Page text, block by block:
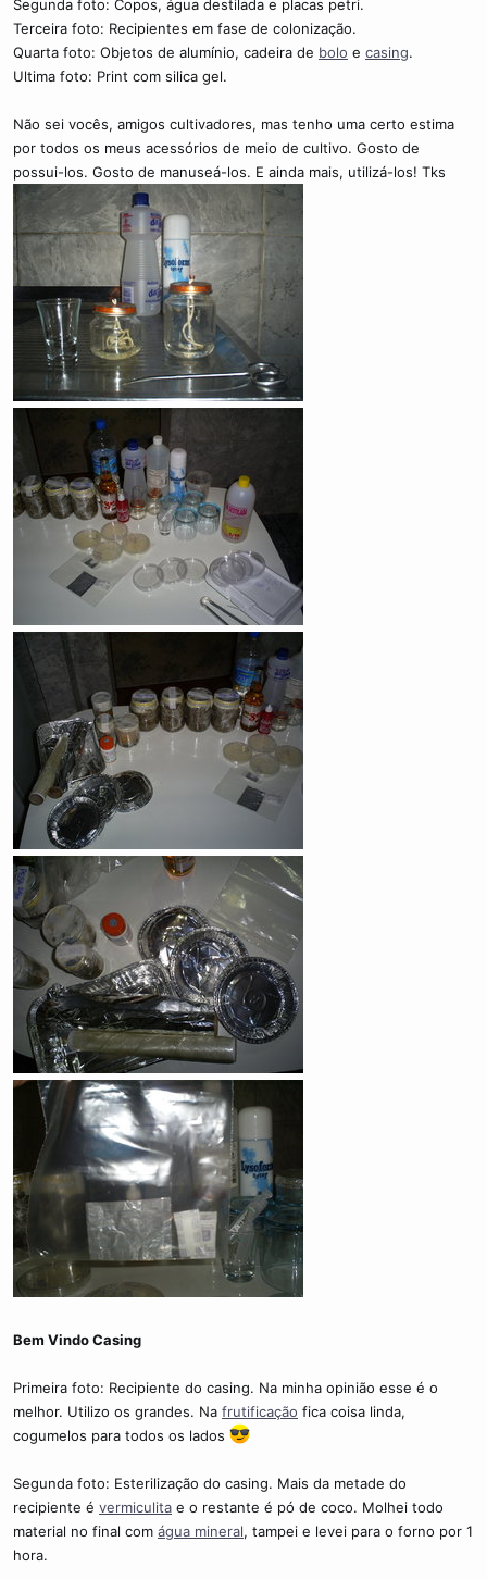
Segunda foto: Copos, água destilada e placas petri.
Terceira foto: Recipientes em fase de colonização.
Quarta foto: Objetos de alumínio, cadeira de bolo e casing.
Ultima foto: Print com silica gel.
Não sei vocês, amigos cultivadores, mas tenho uma certo estima
por todos os meus acessórios de meio de cultivo. Gosto de
possui-los. Gosto de manuseá-los. E ainda mais, utilizá-los! Tks
Bem Vindo Casing
Primeira foto: Recipiente do casing. Na minha opinião esse é o
melhor. Utilizo os grandes. Na frutificação fica coisa linda,
cogumelos para todos os lados
Segunda foto: Esterilização do casing. Mais da metade do
recipiente é vermiculita e o restante é pó de coco. Molhei todo
material no final com água mineral, tampei e levei para o forno por 1
hora.